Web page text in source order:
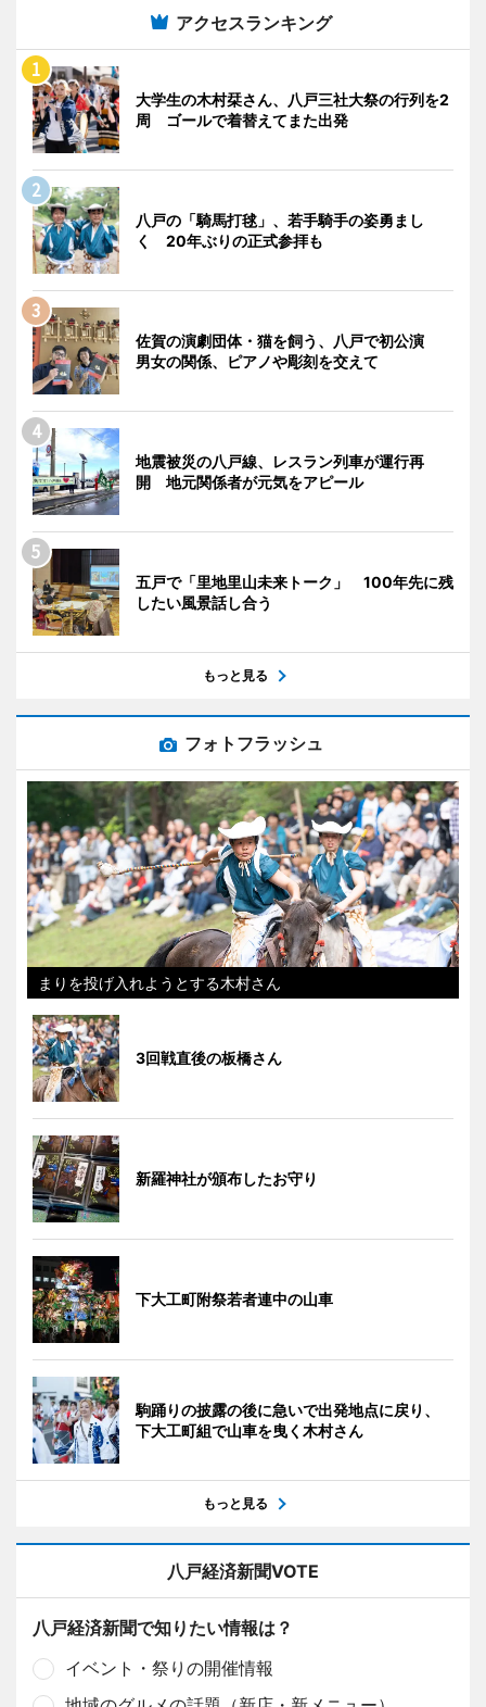
アクセスランキング
大学生の木村栞さん、八戸三社大祭の行列を2
周 ゴールで着替えてまた出発
八戸の「騎馬打毬」、若手騎手の姿勇まし
く 20年ぶりの正式参拝も
佐賀の演劇団体・猫を飼う、八戸で初公演
男女の関係、ピアノや彫刻を交えて
地震被災の八戸線、レスラン列車が運行再
開 地元関係者が元気をアピール
五戸で「里地里山未来トーク」 100年先に残
したい風景話し合う
もっと見る
フォトフラッシュ
まりを投げ入れようとする木村さん
3回戦直後の板橋さん
新羅神社が頒布したお守り
下大工町附祭若者連中の山車
駒踊りの披露の後に急いで出発地点に戻り、
下大工町組で山車を曳く木村さん
もっと見る
八戸経済新聞VOTE
八戸経済新聞で知りたい情報は？
イベント・祭りの開催情報